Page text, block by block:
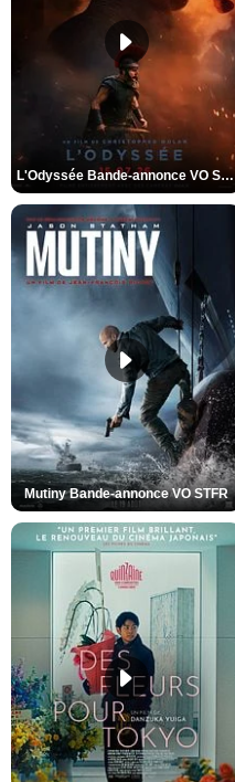
L'Odyssée Bande-annonce VO STFR
Mutiny Bande-annonce VO STFR